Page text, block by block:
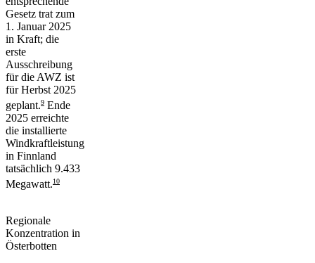
Gesetz trat zum
1. Januar 2025
in Kraft; die
erste
Ausschreibung
für die AWZ ist
für Herbst 2025
geplant.9 Ende
2025 erreichte
die installierte
Windkraftleistung
in Finnland
tatsächlich 9.433
Megawatt.10
Regionale
Konzentration in
Österbotten